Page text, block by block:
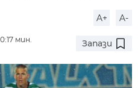
A+ A-
мин.
Запази